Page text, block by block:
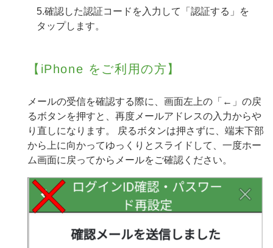
5.確認した認証コードを入力して「認証する」を
タップします。
【iPhone をご利用の方】
メールの受信を確認する際に、画面左上の「←」の戻
るボタンを押すと、再度メールアドレスの入力からや
り直しになります。
戻るボタンは押さずに、端末下部
から上に向かってゆっくりとスライドして、一度ホー
ム画面に戻ってからメールをご確認ください。